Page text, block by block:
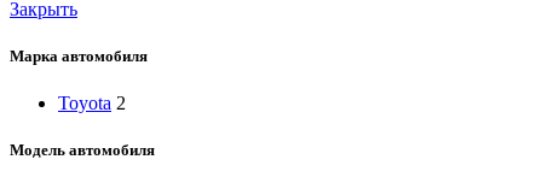
Закрыть
Марка автомобиля
Toyota 2
Модель автомобиля